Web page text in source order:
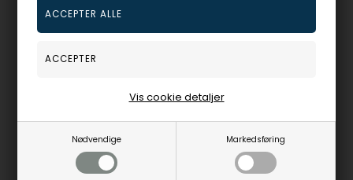
Nødvendige Markedsføring
Vis cookie detaljer
Ægirsvej 12
salg@urogsmykker.dk
Vores chat hjælper alle dage 24/7